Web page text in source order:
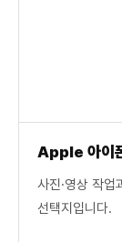
Apple 아이
사진·영상 작
선택지입니다.